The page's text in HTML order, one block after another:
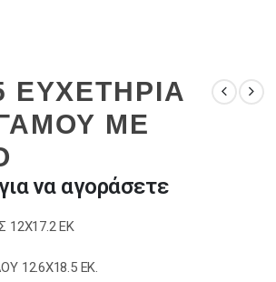
ΕΥΧΕΤΗΡΙΑ
ΜΕ
να αγοράσετε
12Χ17.2 ΕΚ
12.6Χ18.5 ΕΚ.